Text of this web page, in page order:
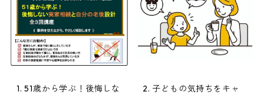
1. 51歳から学ぶ！後悔しな
2. 子どもの気持ちをキャ